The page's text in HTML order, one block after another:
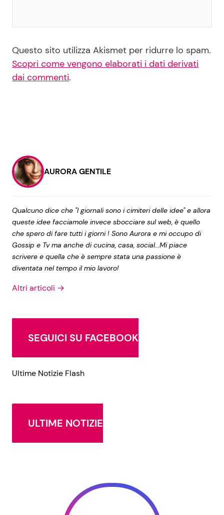
Questo sito utilizza Akismet per ridurre lo spam.
Scopri come vengono elaborati i dati derivati
dai commenti.
AURORA GENTILE
Qualcuno dice che "I giornali sono i cimiteri delle idee" e allora
queste idee facciamole invece sbocciare sul web, è quello
che spero di fare tutti i giorni ! Sono Aurora e mi occupo di
Gossip e Tv ma anche di cucina, casa, social...Mi piace
scrivere e quella che è sempre stata una passione è
diventata nel tempo il mio lavoro!
Altri articoli →
SEGUICI SU FACEBOOK
Ultime Notizie Flash
ULTIME NOTIZIE